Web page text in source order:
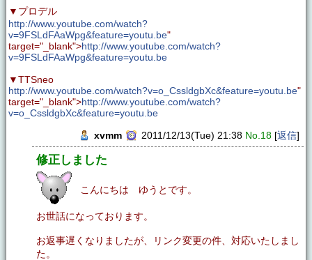
▼プロデル
http://www.youtube.com/watch?
v=9FSLdFAaWpg&feature=youtu.be"
target="_blank">http://www.youtube.com/watch?
v=9FSLdFAaWpg&feature=youtu.be
▼TTSneo
http://www.youtube.com/watch?v=o_CssldgbXc&feature=youtu.be"
target="_blank">http://www.youtube.com/watch?
v=o_CssldgbXc&feature=youtu.be
xvmm
2011/12/13(Tue) 21:38 No.18 [返信]
修正しました
こんにちは ゆうとです。
お世話になっております。
お返事遅くなりましたが、リンク変更の件、対応いたしまし
た。